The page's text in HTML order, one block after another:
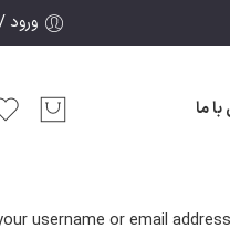
ورود
ما
username or email